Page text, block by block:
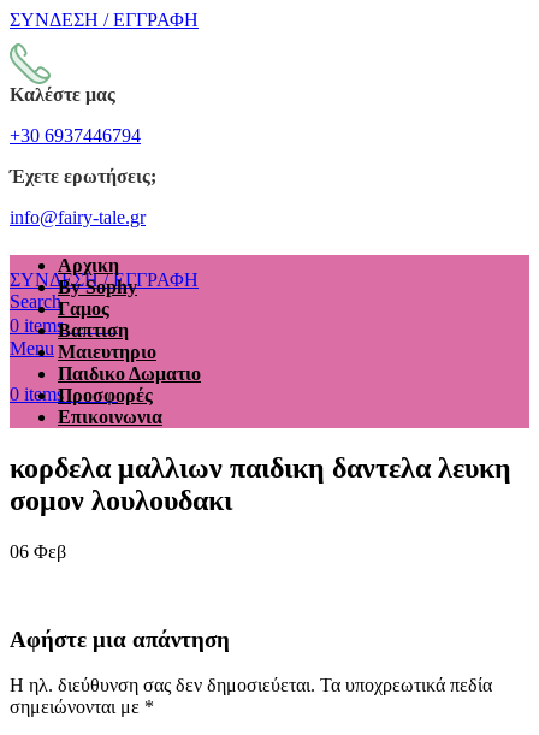
ΣΥΝΔΕΣΗ / ΕΓΓΡΑΦΗ
Καλέστε μας
+30 6937446794
Έχετε ερωτήσεις;
info@fairy-tale.gr
ΣΥΝΔΕΣΗ / ΕΓΓΡΑΦΗ
Search
0 items €0.00
Menu
0 items €0.00
Αρχικη
By Sophy
Γαμος
Βαπτιση
Μαιευτηριο
Παιδικο Δωματιο
Προσφορές
Επικοινωνια
κορδελα μαλλιων παιδικη δαντελα λευκη
σομον λουλουδακι
06 Φεβ
Αφήστε μια απάντηση
Η ηλ. διεύθυνση σας δεν δημοσιεύεται. Τα υποχρεωτικά πεδία
σημειώνονται με *